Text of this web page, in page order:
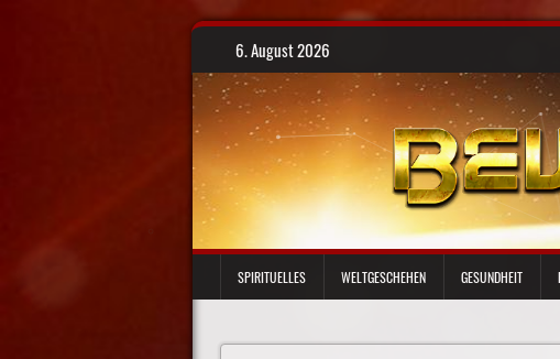
Skip
content
6. August 2026
SPIRITUELLES WELTGESCHEHEN GESUNDHEIT